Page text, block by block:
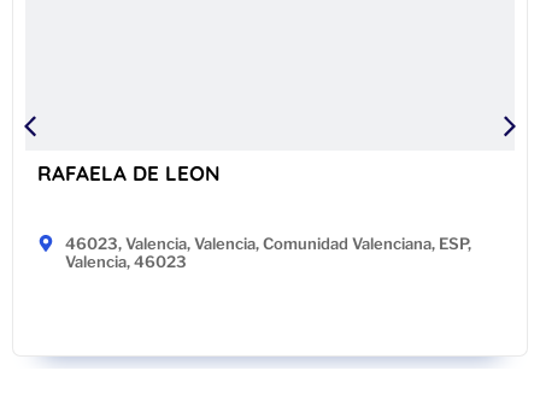
RAFAELA DE LEON
46023, Valencia, Valencia, Comunidad Valenciana, ESP,
Valencia, 46023